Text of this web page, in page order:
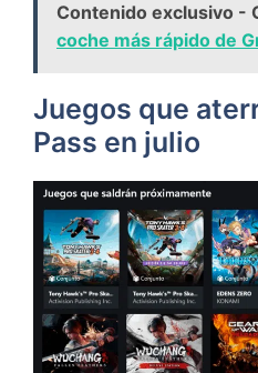
Contenido exclusivo -
coche más rápido de
Juegos que
Pass en julio